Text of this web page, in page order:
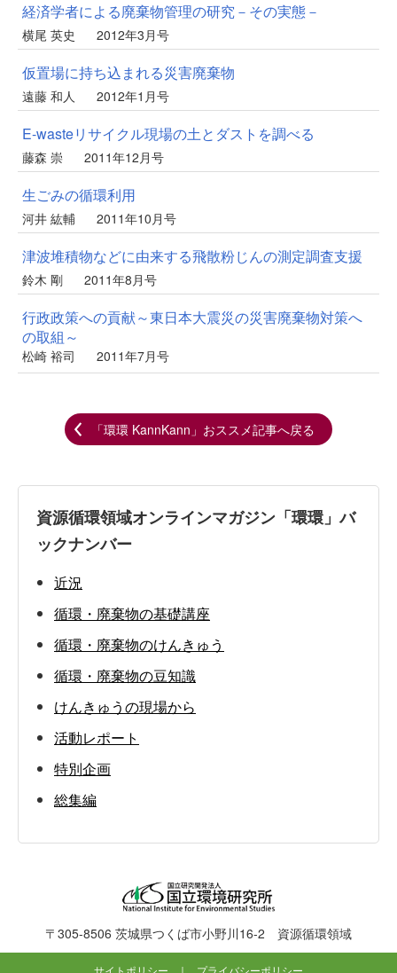
経済学者による廃棄物管理の研究－その実態－
横尾 英史 2012年3月号
仮置場に持ち込まれる災害廃棄物
遠藤 和人 2012年1月号
E-wasteリサイクル現場の土とダストを調べる
藤森 崇 2011年12月号
生ごみの循環利用
河井 紘輔 2011年10月号
津波堆積物などに由来する飛散粉じんの測定調査支援
鈴木 剛 2011年8月号
行政政策への貢献～東日本大震災の災害廃棄物対策へ
の取組～
松崎 裕司 2011年7月号
「環環 KannKann」おススメ記事へ戻る
資源循環領域オンラインマガジン「環環」バ
ックナンバー
近況
循環・廃棄物の基礎講座
循環・廃棄物のけんきゅう
循環・廃棄物の豆知識
けんきゅうの現場から
活動レポート
特別企画
総集編
〒305-8506 茨城県つくば市小野川16-2 資源循環領域
サイトポリシー プライバシーポリシー